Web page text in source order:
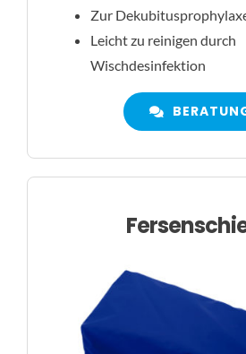
Zur
Leicht zu reinigen durch
Wischdesinfektion